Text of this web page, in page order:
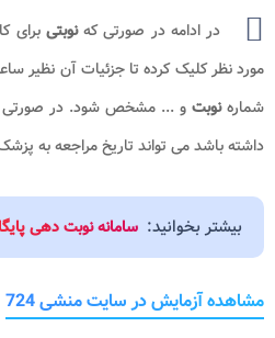
در ادامه در صورتی کهنوبتیبرای
مورد نظر کلیک کرده تا جزئیات آن نظیر
شمارهنوبتو ... مشخص شود. در صورتی
داشته باشد می تواند تاریخ مراجعه به
بیشتر بخوانید: سامانه نوبت دهی
مشاهده آزمایش در سایت منشی 724